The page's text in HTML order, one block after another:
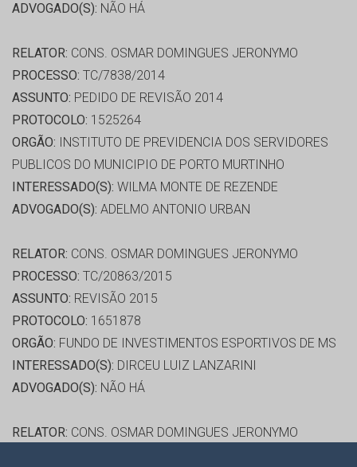
ADVOGADO(S): NÃO HÁ
RELATOR: CONS. OSMAR DOMINGUES JERONYMO
PROCESSO: TC/7838/2014
ASSUNTO: PEDIDO DE REVISÃO 2014
PROTOCOLO: 1525264
ORGÃO: INSTITUTO DE PREVIDENCIA DOS SERVIDORES
PUBLICOS DO MUNICIPIO DE PORTO MURTINHO
INTERESSADO(S): WILMA MONTE DE REZENDE
ADVOGADO(S): ADELMO ANTONIO URBAN
RELATOR: CONS. OSMAR DOMINGUES JERONYMO
PROCESSO: TC/20863/2015
ASSUNTO: REVISÃO 2015
PROTOCOLO: 1651878
ORGÃO: FUNDO DE INVESTIMENTOS ESPORTIVOS DE MS
INTERESSADO(S): DIRCEU LUIZ LANZARINI
ADVOGADO(S): NÃO HÁ
RELATOR: CONS. OSMAR DOMINGUES JERONYMO